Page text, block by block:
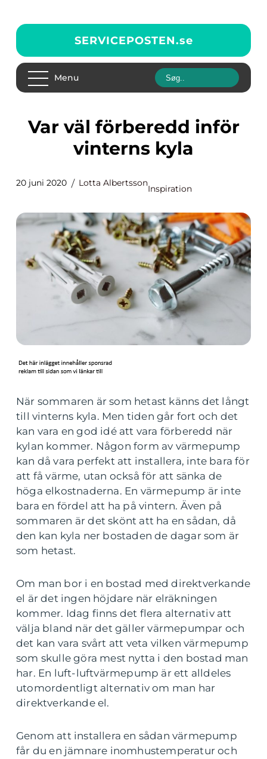
SERVICEPOSTEN.se
Menu
Var väl förberedd inför
vinterns kyla
20 juni 2020 Lotta Albertsson
Inspiration
När sommaren är som hetast känns det långt
till vinterns kyla. Men tiden går fort och det
kan vara en god idé att vara förberedd när
kylan kommer. Någon form av värmepump
kan då vara perfekt att installera, inte bara för
att få värme, utan också för att sänka de
höga elkostnaderna. En värmepump är inte
bara en fördel att ha på vintern. Även på
sommaren är det skönt att ha en sådan, då
den kan kyla ner bostaden de dagar som är
som hetast.
Om man bor i en bostad med direktverkande
el är det ingen höjdare när elräkningen
kommer. Idag finns det flera alternativ att
välja bland när det gäller värmepumpar och
det kan vara svårt att veta vilken värmepump
som skulle göra mest nytta i den bostad man
har. En luft-luftvärmepump är ett alldeles
utomordentligt alternativ om man har
direktverkande el.
Genom att installera en sådan värmepump
får du en jämnare inomhustemperatur och